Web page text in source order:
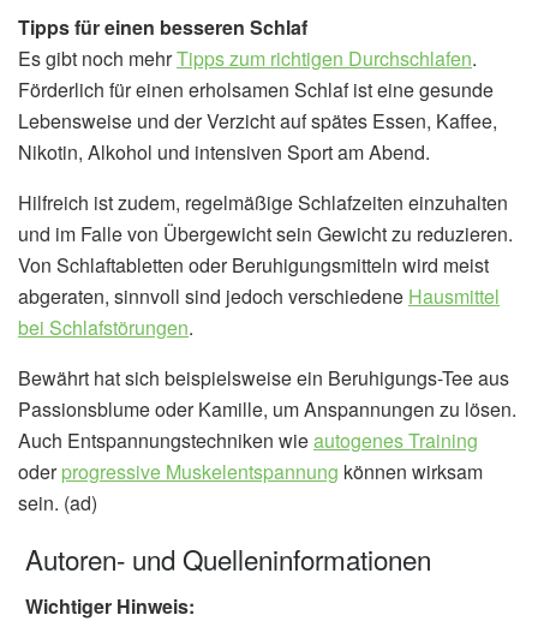
Tipps für einen besseren Schlaf
Es gibt noch mehrTipps zum richtigen Durchschlafen.
Förderlich für einen erholsamen Schlaf ist eine gesunde
Lebensweise und der Verzicht auf spätes Essen, Kaffee,
Nikotin, Alkohol und intensiven Sport am Abend.
Hilfreich ist zudem, regelmäßige Schlafzeiten einzuhalten
und im Falle von Übergewicht sein Gewicht zu reduzieren.
Von Schlaftabletten oder Beruhigungsmitteln wird meist
abgeraten, sinnvoll sind jedoch verschiedene Hausmittel
bei Schlafstörungen.
Bewährt hat sich beispielsweise ein Beruhigungs-Tee aus
Passionsblume oder Kamille, um Anspannungen zu lösen.
Auch Entspannungstechniken wieautogenes Training
oderprogressive Muskelentspannung können wirksam
sein. (ad)
Autoren- und Quelleninformationen
Wichtiger Hinweis: